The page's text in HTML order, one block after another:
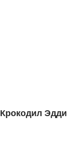
Крокодил Эдди